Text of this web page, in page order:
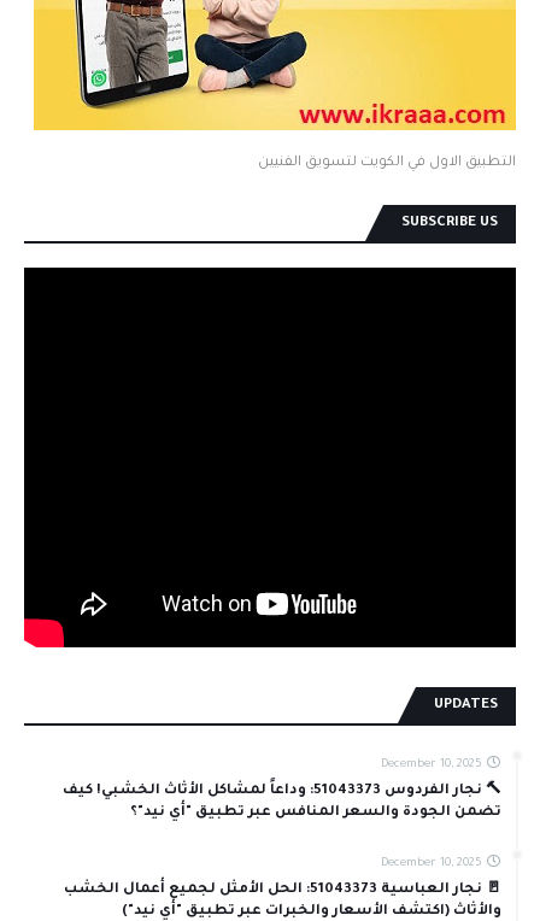
التطبيق الاول في الكويت لتسويق الفنيين
SUBSCRIBE US
UPDATES
December 10, 2025
🔨 نجار الفردوس 51043373: وداعاً لمشاكل الأثاث الخشبي! كيف
تضمن الجودة والسعر المنافس عبر تطبيق "أي نيد"؟
December 10, 2025
🚪 نجار العباسية 51043373: الحل الأمثل لجميع أعمال الخشب
والأثاث (اكتشف الأسعار والخبرات عبر تطبيق "أي نيد")